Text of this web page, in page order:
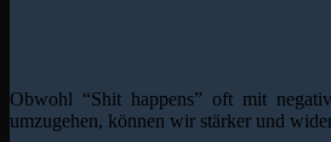
Obwohl “Shit happens” oft mit
umzugehen, können wir stärker und